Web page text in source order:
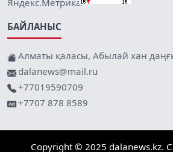
БАЙЛАНЫС
Алматы қаласы, Абылай хан
dalanews@mail.ru
+77019590709
+7707 878 8589
Copyright © 2025 dalanews.kz.